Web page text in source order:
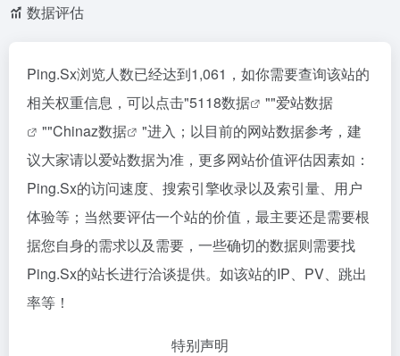
数据评估
Ping.Sx浏览人数已经达到1,061，如你需要查询该站的
相关权重信息，可以点击"5118数据 ""爱站数据
""Chinaz数据
"进入；以目前的网站数据参考，建
议大家请以爱站数据为准，更多网站价值评估因素如：
Ping.Sx的访问速度、搜索引擎收录以及索引量、用户
体验等；当然要评估一个站的价值，最主要还是需要根
据您自身的需求以及需要，一些确切的数据则需要找
Ping.Sx的站长进行洽谈提供。如该站的IP、PV、跳出
率等！
特别声明